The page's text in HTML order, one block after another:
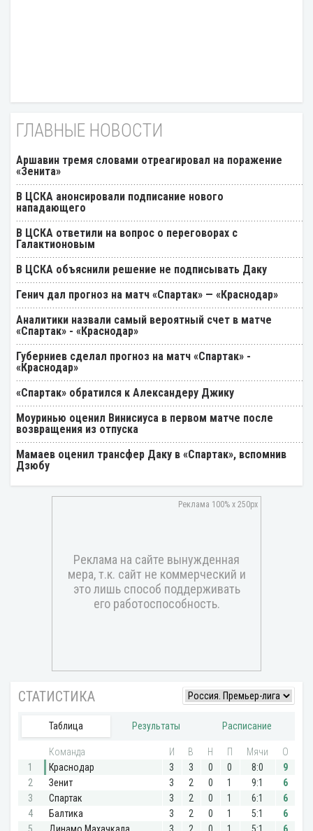
ГЛАВНЫЕ НОВОСТИ
Аршавин тремя словами отреагировал на поражение
«Зенита»
В ЦСКА анонсировали подписание нового
нападающего
В ЦСКА ответили на вопрос о переговорах с
Галактионовым
В ЦСКА объяснили решение не подписывать Даку
Генич дал прогноз на матч «Спартак» — «Краснодар»
Аналитики назвали самый вероятный счет в матче
«Спартак» - «Краснодар»
Губерниев сделал прогноз на матч «Спартак» -
«Краснодар»
«Спартак» обратился к Александеру Джику
Моуринью оценил Винисиуса в первом матче после
возвращения из отпуска
Мамаев оценил трансфер Даку в «Спартак», вспомнив
Дзюбу